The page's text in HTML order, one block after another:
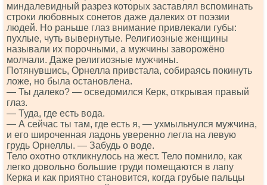
миндалевидный разрез которых заставлял вспоминать
строки любовных сонетов даже далеких от поэзии
людей. Но раньше глаз внимание привлекали губы:
пухлые, чуть вывернутые. Религиозные женщины
называли их порочными, а мужчины заворожёно
молчали. Даже религиозные мужчины.
Потянувшись, Орнелла привстала, собираясь покинуть
ложе, но была остановлена.
— Ты далеко? — осведомился Керк, открывая правый
глаз.
— Туда, где есть вода.
— А сейчас ты там, где есть я, — ухмыльнулся мужчина,
и его широченная ладонь уверенно легла на левую
грудь Орнеллы. — Забудь о воде.
Тело охотно откликнулось на жест. Тело помнило, как
легко довольно большие груди помещаются в лапу
Керка и как приятно становится, когда грубые пальцы